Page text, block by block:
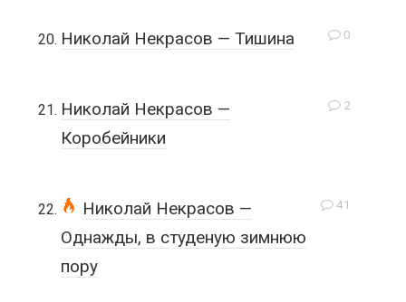
0
Николай Некрасов — Тишина
2
Николай Некрасов —
Коробейники
41
Николай Некрасов —
Однажды, в студеную зимнюю
пору